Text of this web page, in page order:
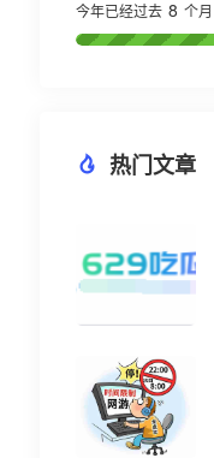
今年已经过去 8 个月
热门文章